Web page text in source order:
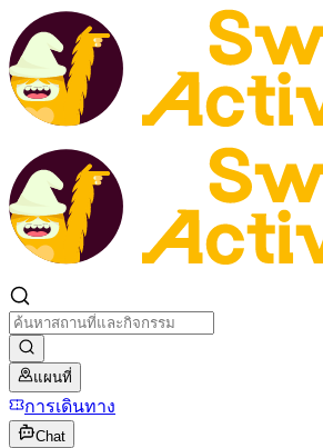
แผนที่
การเดินทาง
Chat